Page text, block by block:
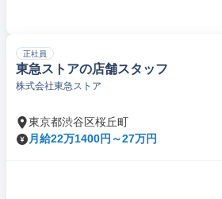
正社員
東急ストアの店舗スタッフ
株式会社東急ストア
東京都渋谷区桜丘町
月給22万1400円～27万円